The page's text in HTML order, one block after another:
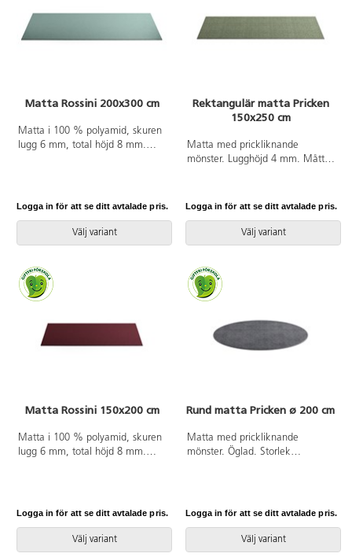
Matta Rossini 200x300 cm
Matta i 100 % polyamid, skuren
lugg 6 mm, total höjd 8 mm.
Logga in för att se ditt avtalade pris.
Välj variant
Rektangulär matta Pricken
150x250 cm
Matta med prickliknande
mönster. Lugghöjd 4 mm. Mått:
Baksida med halkfri
Rekommenderas ej till
värmegolv.
Logga in för att se ditt avtalade pris.
Välj variant
Matta Rossini 150x200 cm
Matta i 100 % polyamid, skuren
lugg 6 mm, total höjd 8 mm.
Logga in för att se ditt avtalade pris.
Välj variant
Rund matta Pricken ø 200 cm
Matta med prickliknande
mönster. Öglad. Storlek
Baksida med halkfri
Rekommenderas ej till
värmegolv.
Logga in för att se ditt avtalade pris.
Välj variant